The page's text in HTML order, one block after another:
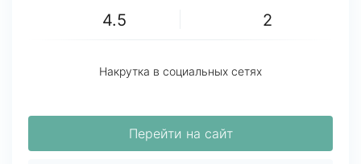
4.5 2
Накрутка в социальных сетях
Перейти на сайт